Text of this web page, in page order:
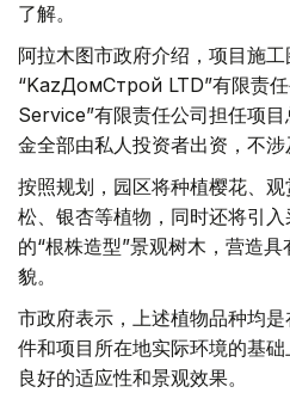
了解。
阿拉木图市政府介绍，项目施
“KazДомСтрой LTD”有限责
Service”有限责任公司担任项
金全部由私人投资者出资，不涉
按照规划，园区将种植樱花、
松、银杏等植物，同时还将引
的“根株造型”景观树木，营造
貌。
市政府表示，上述植物品种均
件和项目所在地实际环境的基
良好的适应性和景观效果。